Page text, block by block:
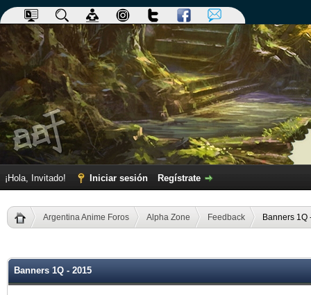
¡Hola, Invitado! Iniciar sesión Regístrate
Argentina Anime Foros Alpha Zone Feedback Banners 1Q
Banners 1Q - 2015